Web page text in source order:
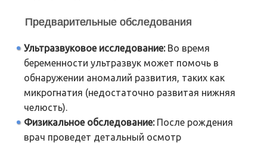
Предварительные обследования
Ультразвуковое исследование:Во время
беременности ультразвук может помочь в
обнаружении аномалий развития, таких как
микрогнатия (недостаточно развитая нижняя
челюсть).
Физикальное обследование:После рождения
врач проведет детальный осмотр